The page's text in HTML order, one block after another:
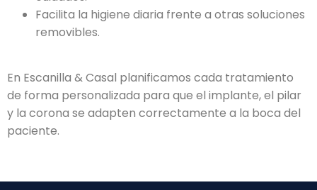
Facilita la higiene diaria frente a otras soluciones
removibles.
En Escanilla & Casal planificamos cada tratamiento
de forma personalizada para que el implante, el pilar
y la corona se adapten correctamente a la boca del
paciente.